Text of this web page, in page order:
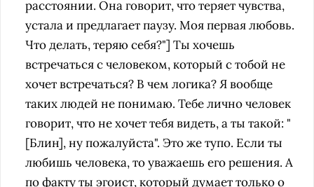
расстоянии. Она говорит, что теряет чувства,
устала и предлагает паузу. Моя первая любовь.
Что делать, теряю себя?"] Ты хочешь
встречаться с человеком, который с тобой не
хочет встречаться? В чем логика? Я вообще
таких людей не понимаю. Тебе лично человек
говорит, что не хочет тебя видеть, а ты такой: "
[Блин], ну пожалуйста". Это же тупо. Если ты
любишь человека, то уважаешь его решения. А
по факту ты эгоист, который думает только о